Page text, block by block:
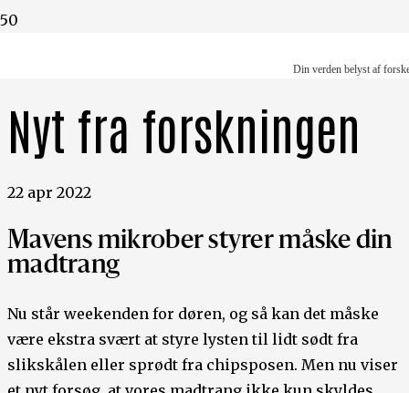
Din verden belyst af
Nyt fra forskningen
22 apr 2022
Mavens mikrober styrer måske din
madtrang
Nu står weekenden for døren, og så kan det måske
være ekstra svært at styre lysten til lidt sødt fra
slikskålen eller sprødt fra chipsposen. Men nu viser